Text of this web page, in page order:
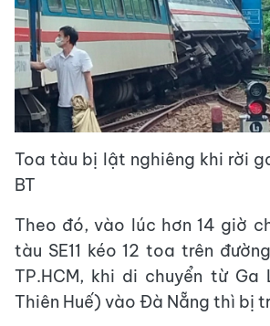
Toa tàu bị lật nghiêng khi rời
BT
Theo đó, vào lúc hơn 14 giờ
tàu SE11 kéo 12 toa trên
TP.HCM, khi di chuyển từ Ga
Thiên Huế) vào Đà Nẵng thì bị